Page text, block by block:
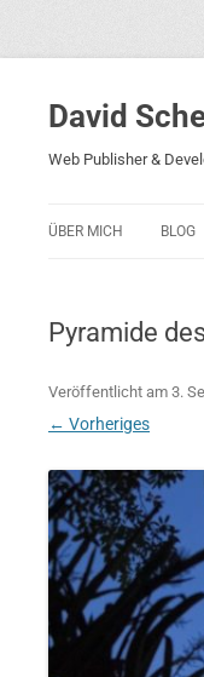
David
Web Publisher &
ÜBER MICH BLOG
Pyramide
Veröffentlicht am 3.
← Vorheriges